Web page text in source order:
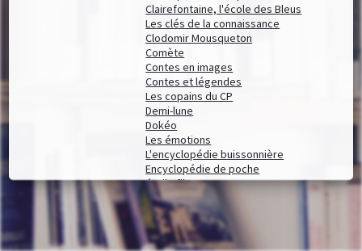
Clairefontaine, l'école des Bleus
Les clés de la connaissance
Clodomir Mousqueton
Comète
Contes en images
Contes et légendes
Les copains du CP
Demi-lune
Dokéo
Les émotions
L'encyclopédie buissonnière
Encyclopédie de poche
étoile filante
La famille trop d'filles
Les filles au chocolat
Frissons au CP
Gafi raconte